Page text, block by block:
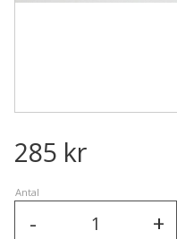
285 kr
Antal
+
-